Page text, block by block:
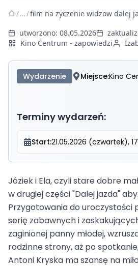
/…/film na zyczenie widzow dalej
utworzono: 08.05.2026
Kino Centrum - zapowiedzi
Wydarzenie Miejsce:Kino
Terminy wydarzeń:
Start:21.05.2026 (czwartek),
Józiek i Ela, czyli stare dobre
w drugiej części "Dalej jazda"
Przygotowania do uroczystości
serię zabawnych i
zaginionej panny młodej,
rodzinne strony, aż po
Antoni Kryska ma szansę na